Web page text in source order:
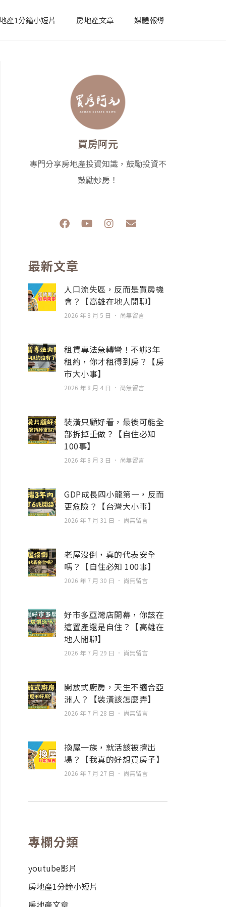
產1分鐘小短片 房地產文章 媒體報導
買房阿元
專門分享房地產投資知識，鼓勵投資不
鼓勵炒房！
F
a
b
o
o
k
Y
o
e
I
n
a
m
E
n
p
e
最新文章
人口流失區，反而是買房機
會？【高雄在地人閒聊】
2026 年 8 月 5 日 尚無留言
租賃專法急轉彎！不綁3年
租約，你才租得到房？【房
市大小事】
2026 年 8 月 4 日 尚無留言
裝潢只顧好看，最後可能全
部拆掉重做？【自住必知
100事】
2026 年 8 月 3 日 尚無留言
GDP成長四小龍第一，反而
更危險？【台灣大小事】
2026 年 7 月 31 日 尚無留言
老屋沒倒，真的代表安全
嗎？【自住必知 100事】
2026 年 7 月 30 日 尚無留言
好市多亞灣店開幕，你該在
這置產還是自住？【高雄在
地人閒聊】
2026 年 7 月 29 日 尚無留言
開放式廚房，天生不適合亞
洲人？【裝潢該怎麼弄】
2026 年 7 月 28 日 尚無留言
換屋一族，就活該被擠出
場？【我真的好想買房子】
2026 年 7 月 27 日 尚無留言
專欄分類
youtube影片
房地產1分鐘小短片